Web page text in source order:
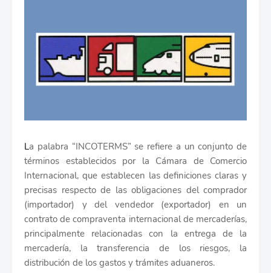
La palabra “INCOTERMS” se refiere a un conjunto de
términos establecidos por la Cámara de Comercio
Internacional, que establecen las definiciones claras y
precisas respecto de las obligaciones del comprador
(importador) y del vendedor (exportador) en un
contrato de compraventa internacional de mercaderías,
principalmente relacionadas con la entrega de la
mercadería, la transferencia de los riesgos, la
distribución de los gastos y trámites aduaneros.